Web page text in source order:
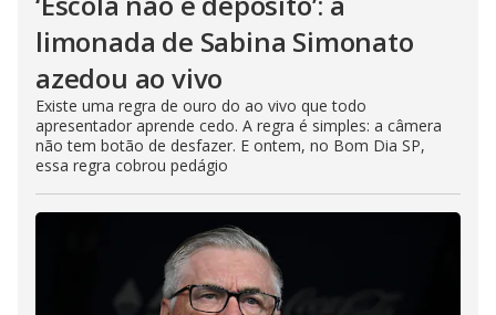
limonada de Sabina Simonato
azedou ao vivo
Existe uma regra de ouro do ao vivo que todo
apresentador aprende cedo. A regra é simples: a câmera
não tem botão de desfazer. E ontem, no Bom Dia SP,
essa regra cobrou pedágio